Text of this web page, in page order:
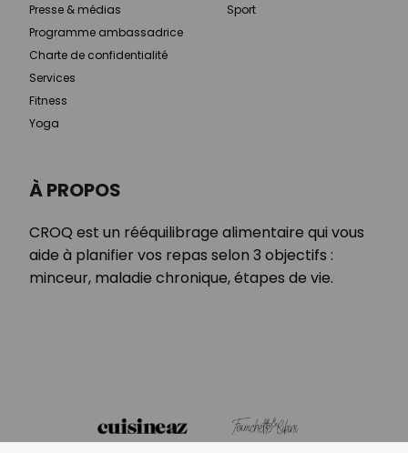
À PROPOS
CROQ est un rééquilibrage alimentaire qui vous
aide à planifier vos repas selon 3 objectifs :
minceur, maladie chronique, étapes de vie.
Presse & médias
Programme ambassadrice
Charte de confidentialité
Services
Fitness
Yoga
Sport